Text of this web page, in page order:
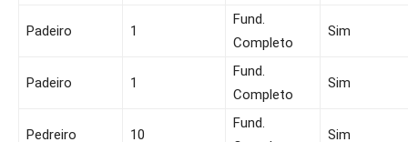
Padeiro 1
Fund.
Completo
Sim
Padeiro 1
Fund.
Completo
Sim
Pedreiro 10
Fund.
Sim